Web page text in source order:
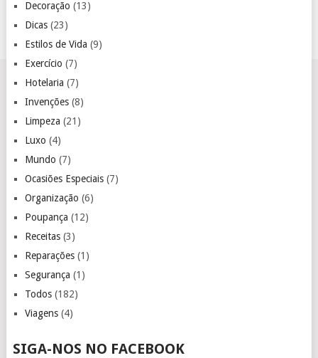
Decoração (13)
Dicas(23)
Estilos de Vida (9)
Exercício (7)
Hotelaria (7)
Invenções(8)
Limpeza (21)
Luxo (4)
Mundo (7)
Ocasiões Especiais(7)
Organização (6)
Poupança (12)
Receitas(3)
Reparações(1)
Segurança (1)
Todos(182)
Viagens(4)
SIGA-NOS NO FACEBOOK